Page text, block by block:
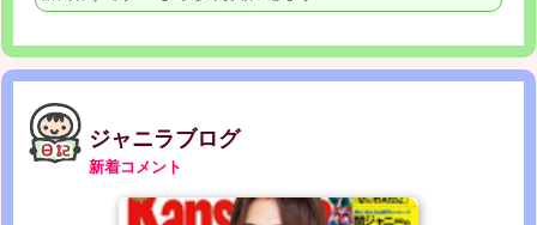
ジャニラブログ
新着コメント